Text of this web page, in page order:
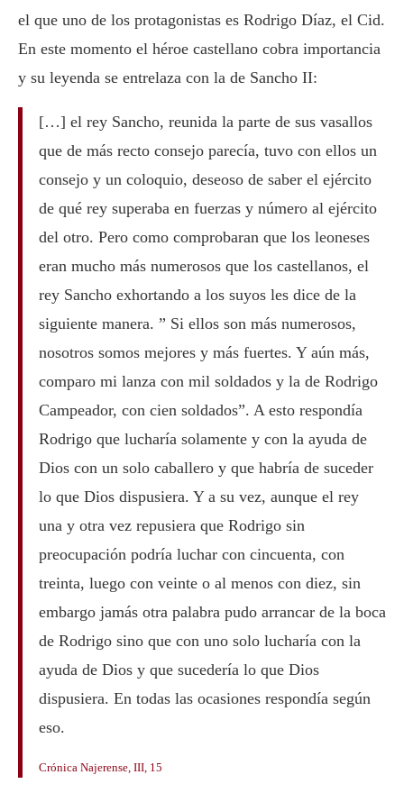
el que uno de los protagonistas es Rodrigo Díaz, el Cid.
En este momento el héroe castellano cobra importancia
y su leyenda se entrelaza con la de Sancho II:
[…] el rey Sancho, reunida la parte de sus vasallos
que de más recto consejo parecía, tuvo con ellos un
consejo y un coloquio, deseoso de saber el ejército
de qué rey superaba en fuerzas y número al ejército
del otro. Pero como comprobaran que los leoneses
eran mucho más numerosos que los castellanos, el
rey Sancho exhortando a los suyos les dice de la
siguiente manera. ” Si ellos son más numerosos,
nosotros somos mejores y más fuertes. Y aún más,
comparo mi lanza con mil soldados y la de Rodrigo
Campeador, con cien soldados”. A esto respondía
Rodrigo que lucharía solamente y con la ayuda de
Dios con un solo caballero y que habría de suceder
lo que Dios dispusiera. Y a su vez, aunque el rey
una y otra vez repusiera que Rodrigo sin
preocupación podría luchar con cincuenta, con
treinta, luego con veinte o al menos con diez, sin
embargo jamás otra palabra pudo arrancar de la boca
de Rodrigo sino que con uno solo lucharía con la
ayuda de Dios y que sucedería lo que Dios
dispusiera. En todas las ocasiones respondía según
eso.
Crónica Najerense, III, 15